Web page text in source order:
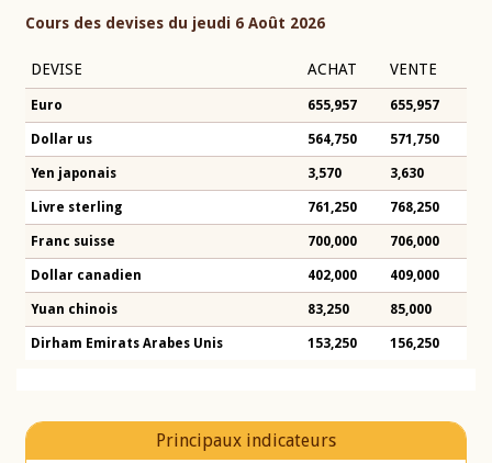
Cours des devises du jeudi 6 Août 2026
DEVISE ACHAT VENTE
Euro 655,957 655,957
Dollar us 564,750 571,750
Yen japonais 3,570 3,630
Livre sterling 761,250 768,250
Franc suisse 700,000 706,000
Dollar canadien 402,000 409,000
Yuan chinois 83,250 85,000
Dirham Emirats Arabes Unis 153,250 156,250
Principaux indicateurs